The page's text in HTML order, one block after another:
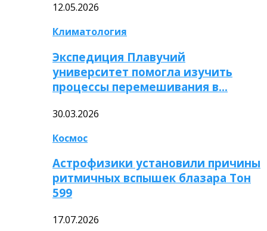
12.05.2026
Климатология
Экспедиция Плавучий
университет помогла изучить
процессы перемешивания в…
30.03.2026
Космос
Астрофизики установили причины
ритмичных вспышек блазара Тон
599
17.07.2026